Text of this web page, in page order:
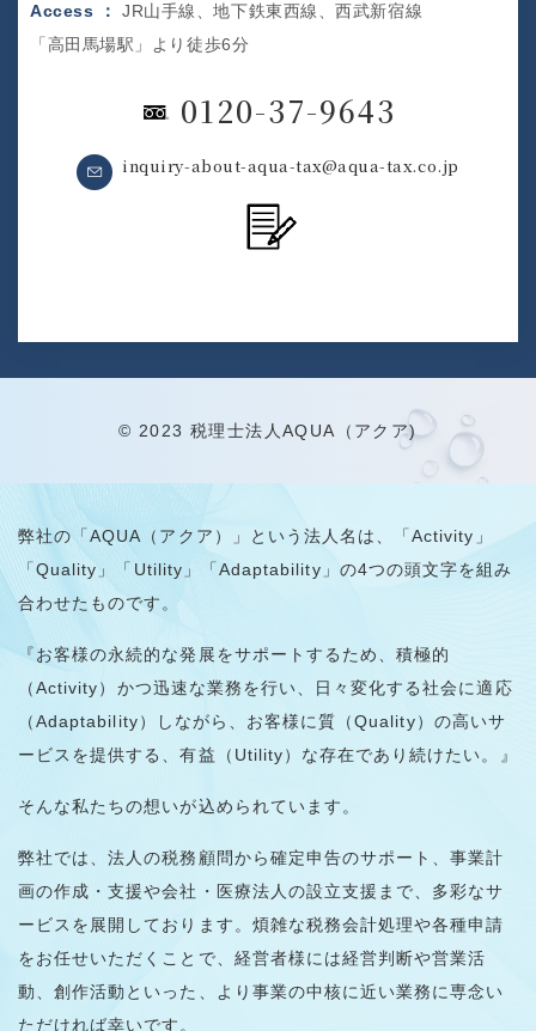
Access ：JR山手線、地下鉄東西線、西武新宿線
「高田馬場駅」より徒歩6分
0120-37-9643
inquiry-about-aqua-tax@aqua-tax.co.jp
© 2023 税理士法人AQUA（アクア)
弊社の「AQUA（アクア）」という法人名は、「Activity」
「Quality」「Utility」「Adaptability」の4つの頭文字を組み
合わせたものです。
『お客様の永続的な発展をサポートするため、積極的
（Activity）かつ迅速な業務を行い、日々変化する社会に適応
（Adaptability）しながら、お客様に質（Quality）の高いサ
ービスを提供する、有益（Utility）な存在であり続けたい。』
そんな私たちの想いが込められています。
弊社では、法人の税務顧問から確定申告のサポート、事業計
画の作成・支援や会社・医療法人の設立支援まで、多彩なサ
ービスを展開しております。煩雑な税務会計処理や各種申請
をお任せいただくことで、経営者様には経営判断や営業活
動、創作活動といった、より事業の中核に近い業務に専念い
ただければ幸いです。